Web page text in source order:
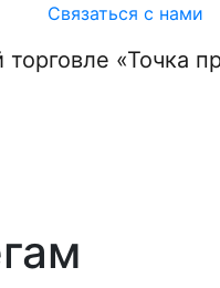
Связаться с нами